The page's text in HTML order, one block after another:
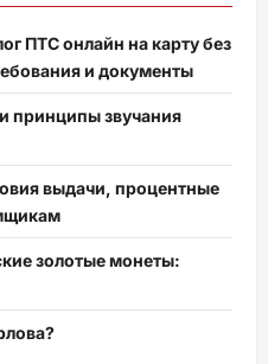
ПТС онлайн на карту без
и документы
принципы звучания
выдачи, процентные
золотые монеты: